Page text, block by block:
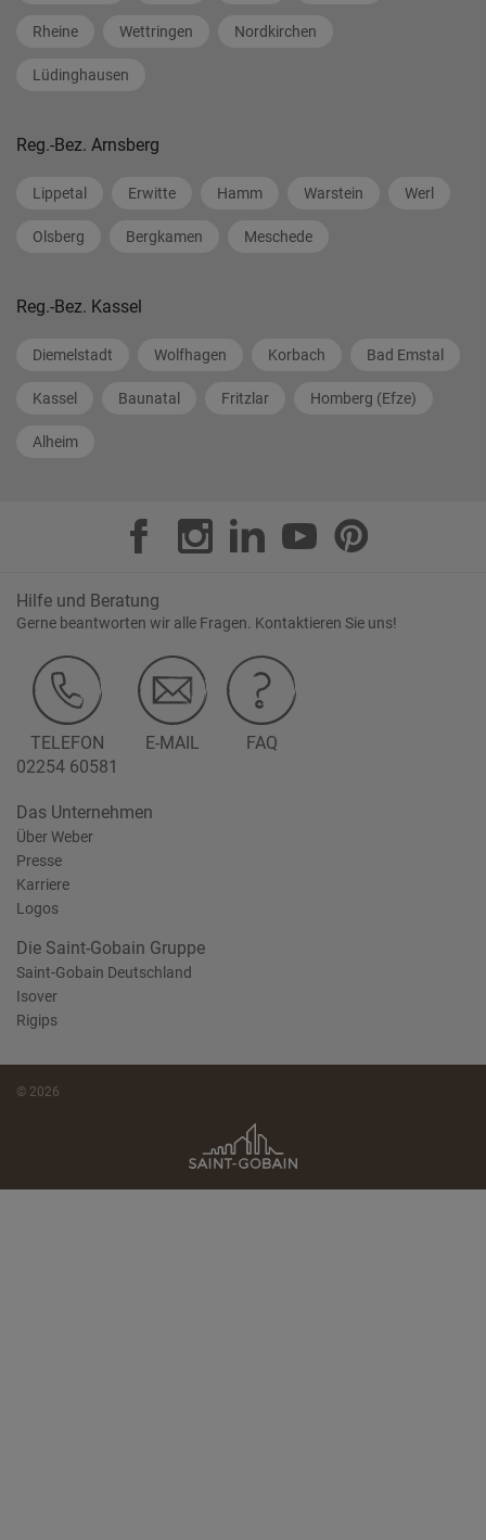
Rheine Wettringen Nordkirchen
Lüdinghausen
Reg.-Bez. Arnsberg
Lippetal Erwitte Hamm Warstein Werl
Olsberg Bergkamen Meschede
Reg.-Bez. Kassel
Diemelstadt Wolfhagen Korbach Bad Emstal
Kassel Baunatal Fritzlar Homberg (Efze)
Alheim
Hilfe und Beratung
Gerne beantworten wir alle Fragen. Kontaktieren Sie uns!
TELEFON
02254 60581
E-MAIL FAQ
Das Unternehmen
Über Weber
Presse
Karriere
Logos
Die Saint-Gobain Gruppe
Saint-Gobain Deutschland
Isover
Rigips
© 2026